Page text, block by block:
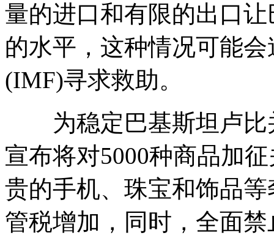
量的进口和有限的出口
的水平，这种情况可能
(IMF)寻求救助。
为稳定巴基斯坦卢比
宣布将对5000种商品加
贵的手机、珠宝和饰品
管税增加，同时，全面